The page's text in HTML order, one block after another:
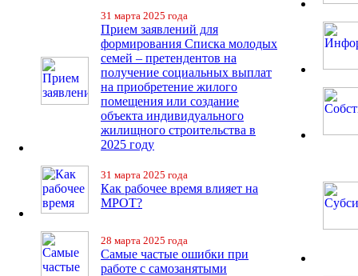
31 марта 2025 года
Прием заявлений для
формирования Списка молодых
семей – претендентов на
получение социальных выплат
на приобретение жилого
помещения или создание
объекта индивидуального
жилищного строительства в
2025 году
31 марта 2025 года
Как рабочее время влияет на
МРОТ?
28 марта 2025 года
Самые частые ошибки при
работе с самозанятыми